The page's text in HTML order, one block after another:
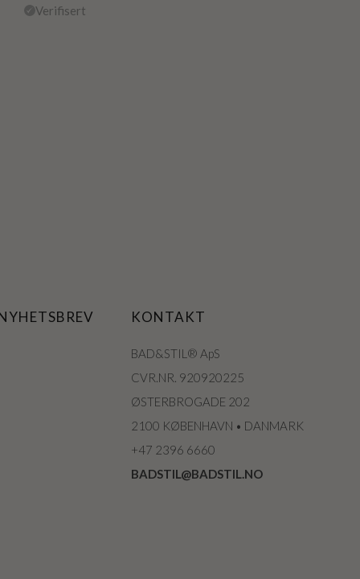
Verifisert
KONTAKT
BAD&STIL® ApS
CVR.NR. 920920225
ØSTERBROGADE 202
2100 KØBENHAVN • DANMARK
+47 2396 6660
BADSTIL@BADSTIL.NO